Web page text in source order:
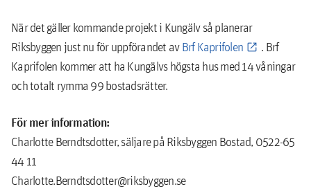
När det gäller kommande projekt i Kungälv så planerar
Riksbyggen just nu för uppförandet avBrf Kaprifolen
. Brf
Kaprifolen kommer att ha Kungälvs högsta hus med 14 våningar
och totalt rymma 99 bostadsrätter.
För mer information:
Charlotte Berndtsdotter, säljare på Riksbyggen Bostad, 0522-65
44 11
Charlotte.Berndtsdotter@riksbyggen.se